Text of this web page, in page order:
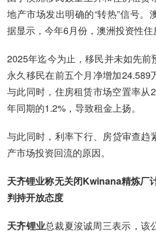
地产市场发出明确的“转热”信号。
据显示，今年6月份，澳洲投资性住
2025年迄今为止，移民并未如先前
永久移民在前五个月净增加24.589
与此同时，住房租赁市场空置率从
年同期的1.2%，导致租金上扬。
与此同时，利率下行、房贷审查趋
产市场投资回流的原因。
天齐锂业称无关闭Kwinana精炼厂
判持开放态度
天齐锂业总裁夏浚诚周三表示，该